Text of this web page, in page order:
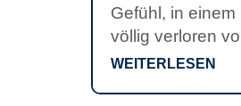
Gefühl, in
völlig verloren
WEITERLESEN